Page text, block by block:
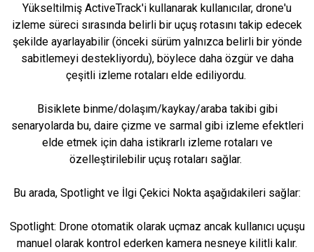
Yükseltilmiş ActiveTrack'i kullanarak kullanıcılar, drone'u
izleme süreci sırasında belirli bir uçuş rotasını takip edecek
şekilde ayarlayabilir (önceki sürüm yalnızca belirli bir yönde
sabitlemeyi destekliyordu), böylece daha özgür ve daha
çeşitli izleme rotaları elde ediliyordu.
Bisiklete binme/dolaşım/kaykay/araba takibi gibi
senaryolarda bu, daire çizme ve sarmal gibi izleme efektleri
elde etmek için daha istikrarlı izleme rotaları ve
özelleştirilebilir uçuş rotaları sağlar.
Bu arada, Spotlight ve İlgi Çekici Nokta aşağıdakileri sağlar:
Spotlight: Drone otomatik olarak uçmaz ancak kullanıcı uçuşu
manuel olarak kontrol ederken kamera nesneye kilitli kalır.